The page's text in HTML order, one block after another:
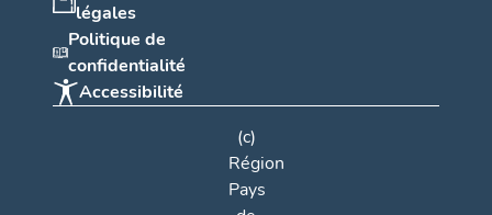
légales
Politique de
confidentialité
Accessibilité
(c)
Région
Pays